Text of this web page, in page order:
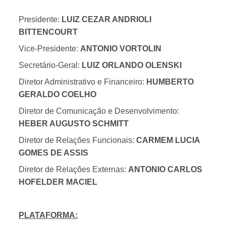
Presidente: LUIZ CEZAR ANDRIOLI
BITTENCOURT
Vice-Presidente: ANTONIO VORTOLIN
Secretário-Geral: LUIZ ORLANDO OLENSKI
Diretor Administrativo e Financeiro: HUMBERTO
GERALDO COELHO
Diretor de Comunicação e Desenvolvimento:
HEBER AUGUSTO SCHMITT
Diretor de Relações Funcionais:CARMEM LUCIA
GOMES DE ASSIS
Diretor de Relações Externas: ANTONIO CARLOS
HOFELDER MACIEL
PLATAFORMA: